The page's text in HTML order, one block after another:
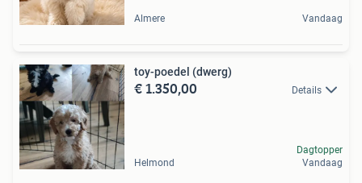
Almere Vandaag
toy-poedel (dwerg)
€ 1.350,00 Details
Helmond
Dagtopper
Vandaag